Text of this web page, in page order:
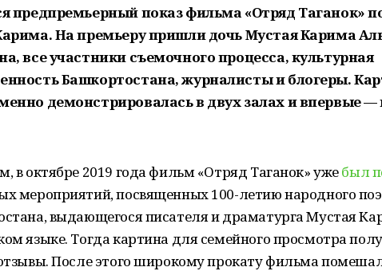
предпремьерный показ фильма «Отряд Таганок»
На премьеру пришли дочь Мустая Карима
все участники съемочного процесса, культурная
Башкортостана, журналисты и блогеры.
демонстрировалась в двух залах и впервые —
в октябре 2019 года фильм «Отряд Таганок» ужебыл
мероприятий, посвященных 100-летию народного
выдающегося писателя и драматурга Мустая
языке. Тогда картина для семейного просмотра
После этого широкому прокату фильма